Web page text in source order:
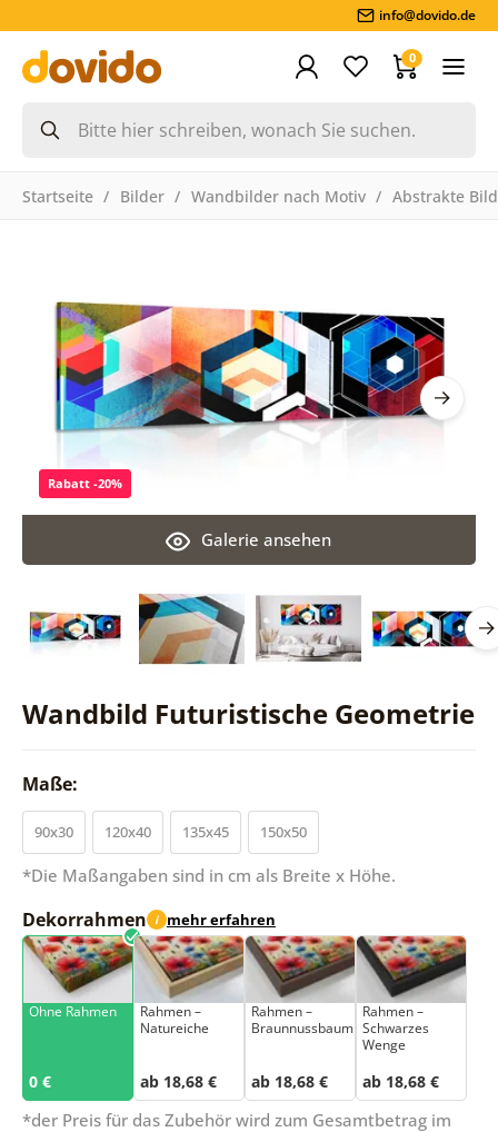
info@dovido.de
0
Startseite Bilder Wandbilder nach Motiv Abstrakte
Wandbild Futuristische Geometrie
Galerie ansehen
Rabatt -20%
Maße:
90x30 120x40 135x45 150x50
*Die Maßangaben sind in cm als Breite x Höhe.
Dekorrahmen i mehr erfahren
Ohne Rahmen
0 €
Rahmen –
Natureiche
ab 18,68 €
Rahmen –
Braunnussbaum
ab 18,68 €
Rahmen –
Schwarzes
Wenge
ab 18,68 €
*der Preis für das Zubehör wird zum Gesamtbetrag im